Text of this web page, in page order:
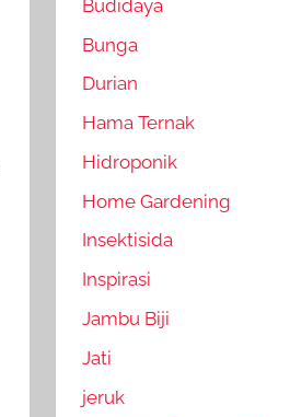
Budidaya
Bunga
Durian
Hama Ternak
Hidroponik
Home Gardening
Insektisida
Inspirasi
Jambu Biji
Jati
jeruk